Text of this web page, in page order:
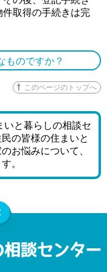
取得の手続きは完
ものですか？
このページのトップへ
いと暮らしの相談セ
の皆様の住まいと
お悩みについて、
。